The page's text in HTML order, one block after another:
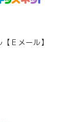
Ｅメール】